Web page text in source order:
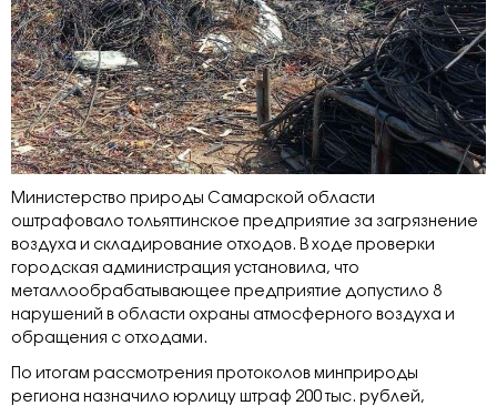
Министерство природы Самарской области
оштрафовало тольяттинское предприятие за загрязнение
воздуха и складирование отходов. В ходе проверки
городская администрация установила, что
металлообрабатывающее предприятие допустило 8
нарушений в области охраны атмосферного воздуха и
обращения с отходами.
По итогам рассмотрения протоколов минприроды
региона назначило юрлицу штраф 200 тыс. рублей,